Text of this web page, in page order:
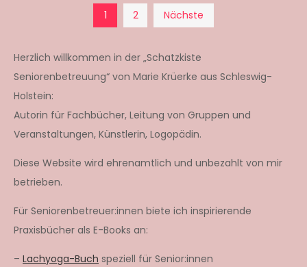
der
Beiträge
1 2 Nächste
Herzlich willkommen in der „Schatzkiste
Seniorenbetreuung“ von Marie Krüerke aus Schleswig-
Holstein:
Autorin für Fachbücher, Leitung von Gruppen und
Veranstaltungen, Künstlerin, Logopädin.
Diese Website wird ehrenamtlich und unbezahlt von mir
betrieben.
Für Seniorenbetreuer:innen biete ich inspirierende
Praxisbücher als E-Books an:
– Lachyoga-Buch speziell für Senior:innen